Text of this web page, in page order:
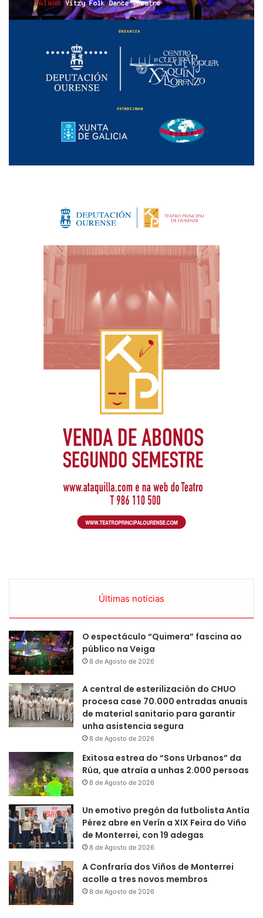
Últimas noticias
O espectáculo “Quimera” fascina ao
público na Veiga
8 de Agosto de 2026
A central de esterilización do CHUO
procesa case 70.000 entradas anuais
de material sanitario para garantir
unha asistencia segura
8 de Agosto de 2026
Exitosa estrea do “Sons Urbanos” da
Rúa, que atraía a unhas 2.000 persoas
8 de Agosto de 2026
Un emotivo pregón da futbolista Antía
Pérez abre en Verín a XIX Feira do Viño
de Monterrei, con 19 adegas
8 de Agosto de 2026
A Confraría dos Viños de Monterrei
acolle a tres novos membros
8 de Agosto de 2026